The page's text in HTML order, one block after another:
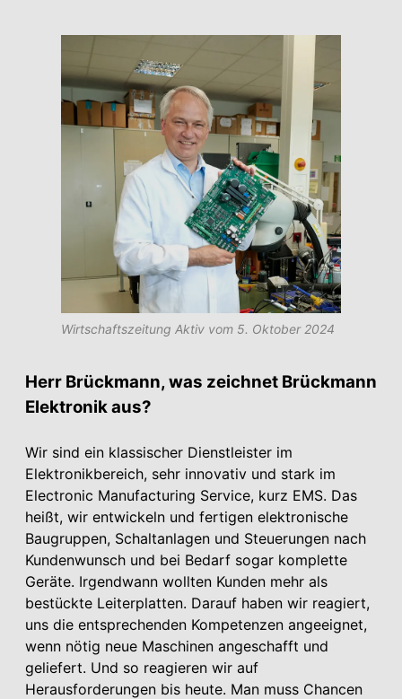
Wirtschaftszeitung Aktiv vom 5. Oktober 2024
Herr Brückmann, was zeichnet Brückmann
Elektronik aus?
Wir sind ein klassischer Dienstleister im
Elektronikbereich, sehr innovativ und stark im
Electronic Manufacturing Service, kurz EMS. Das
heißt, wir entwickeln und fertigen elektronische
Baugruppen, Schaltanlagen und Steuerungen nach
Kundenwunsch und bei Bedarf sogar komplette
Geräte. Irgendwann wollten Kunden mehr als
bestückte Leiterplatten. Darauf haben wir reagiert,
uns die entsprechenden Kompetenzen angeeignet,
wenn nötig neue Maschinen angeschafft und
geliefert. Und so reagieren wir auf
Herausforderungen bis heute. Man muss Chancen